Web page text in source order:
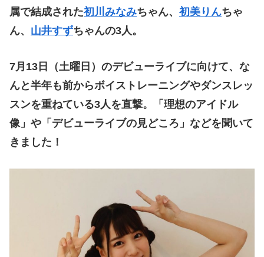
属で結成された初川みなみちゃん、 初美りんちゃ
ん、 山井すずちゃんの3人。
7月13日（土曜日）のデビューライブに向けて、な
んと半年も前からボイストレーニングやダンスレッ
スンを重ねている3人を直撃。「理想のアイドル
像」や「デビューライブの見どころ」などを聞いて
きました！